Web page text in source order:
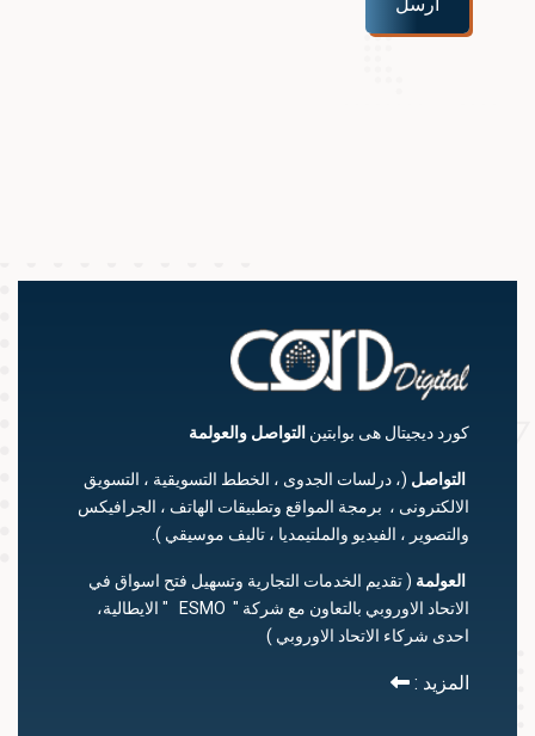
كورد ديجيتال هى بوابتينالتواصلوالعولمة
التواصل (، درلسات الجدوى ، الخطط التسويقية ، التسويق
الالكترونى ، برمجة المواقع وتطبيقات الهاتف ، الجرافيكس
والتصوير ، الفيديو والملتيمديا ، تاليف موسيقي ).
العولمة ( تقديم الخدمات التجارية وتسهيل فتح اسواق في
الاتحاد الاوروبي بالتعاون مع شركة " ESMO " الايطالية،
احدى شركاء الاتحاد الاوروبي )
المزيد :